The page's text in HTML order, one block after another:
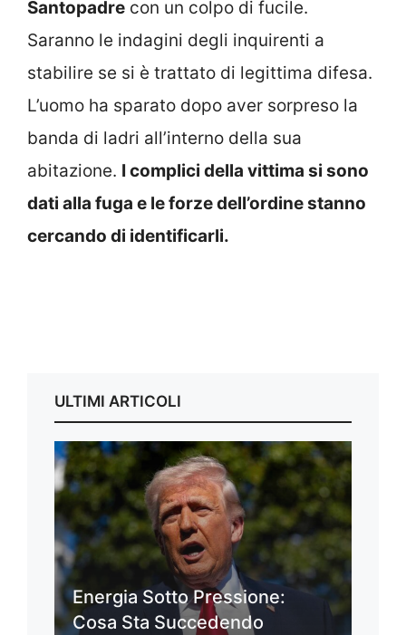
Santopadre con un colpo di fucile.
Saranno le indagini degli inquirenti a
stabilire se si è trattato di legittima difesa.
L’uomo ha sparato dopo aver sorpreso la
banda di ladri all’interno della sua
abitazione. I complici della vittima si sono
dati alla fuga e le forze dell’ordine stanno
cercando di identificarli.
ULTIMI ARTICOLI
Energia Sotto Pressione:
Cosa Sta Succedendo